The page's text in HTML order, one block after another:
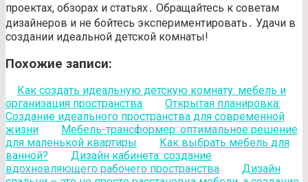
проектах, обзорах и статьях․ Обращайтесь к советам
дизайнеров и не бойтесь экспериментировать․ Удачи в
создании идеальной детской комнаты!
Похожие записи:
Как создать идеальную детскую комнату: мебель и
организация пространства
Открытая планировка:
Создание идеального пространства для современной
жизни
Мебель-трансформер: оптимальное решение
для маленькой квартиры
Как выбрать мебель для
ванной?
Дизайн кабинета: создание
вдохновляющего рабочего пространства
Дизайн